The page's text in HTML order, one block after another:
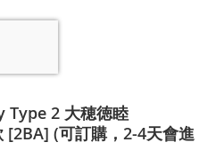
Type 2 大穂徳睦
(可訂購，2-4天會進